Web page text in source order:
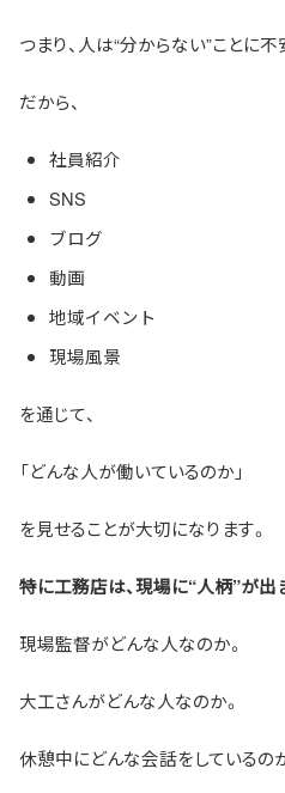
つまり、人は“分からない”ことに不
だから、
社員紹介
SNS
ブログ
動画
地域イベント
現場風景
を通じて、
「どんな人が働いているのか」
を見せることが大切になります。
特に工務店は、現場に“人柄”が出
現場監督がどんな人なのか。
大工さんがどんな人なのか。
休憩中にどんな会話をしているの